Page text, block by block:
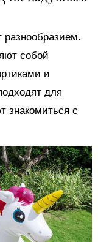
разнообразием.
собой
и
для
знакомиться с